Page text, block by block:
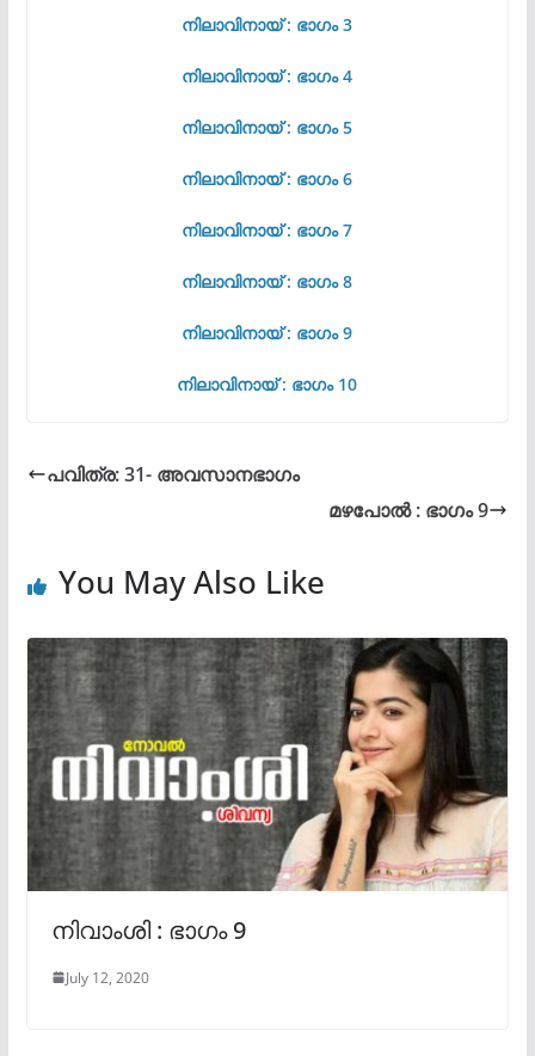
നിലാവിനായ് : ഭാഗം 3
നിലാവിനായ് : ഭാഗം 4
നിലാവിനായ് : ഭാഗം 5
നിലാവിനായ് : ഭാഗം 6
നിലാവിനായ് : ഭാഗം 7
നിലാവിനായ് : ഭാഗം 8
നിലാവിനായ് : ഭാഗം 9
നിലാവിനായ് : ഭാഗം 10
പവിത്ര: 31- അവസാനഭാഗം
മഴപോൽ : ഭാഗം 9
You May Also Like
നിവാംശി : ഭാഗം 9
July 12, 2020